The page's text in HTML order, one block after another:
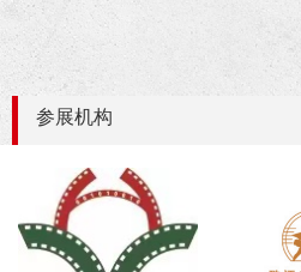
参展机构